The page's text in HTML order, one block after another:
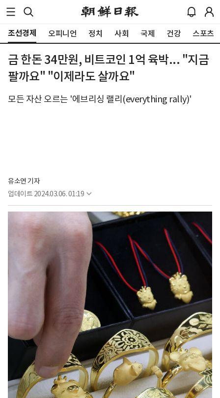
조선경제 오피니언 정치 사회 국제 건강 스포츠
금 한돈 34만원, 비트코인 1억 육박... "지금
팔까요" "이제라도 살까요"
모든 자산 오르는 '에브리싱 랠리(everything rally)'
유소연 기자
업데이트 2024.03.06. 01:19